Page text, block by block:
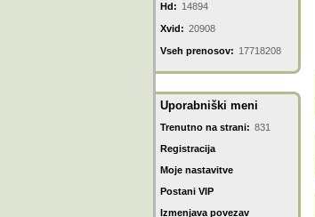
Hd: 14894
Xvid: 20908
Vseh prenosov: 17718208
Uporabniški meni
Trenutno na strani: 831
Registracija
Moje nastavitve
Postani VIP
Izmenjava povezav